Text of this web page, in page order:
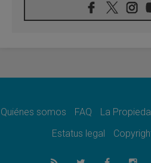
07.08.2026
Tagle: La guerra
como misión al
SIGNIS 2026, dar
07.08.2026
Quiénes somos FAQ La
Estatus legal